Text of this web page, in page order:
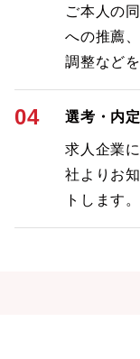
ご本人の
への推薦
調整など
04 選考・内定
求人企業
社よりお
トします。